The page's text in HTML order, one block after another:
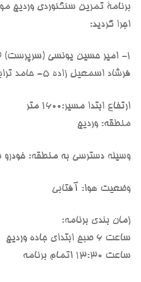
اجرا گردید:
فرشاد اسمعیل زاده 5- حامد ترابی 6- علی فراهانی 7- زهرا مطلق
ارتفاع ابتدا مسیر:1600 متر
منطقه: وردیج
وسیله دسترسی به منطقه:
وضعیت هوا: آفتابی
زمان بندی برنامه:
ساعت 6 صبح ابتدای جاده وردیج
ساعت 13:30 اتمام برنامه